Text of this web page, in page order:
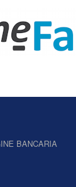
BANCARIA